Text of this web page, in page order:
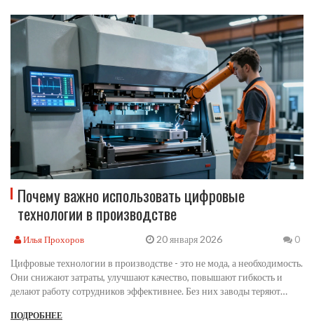
Почему важно использовать цифровые
технологии в производстве
Илья Прохоров 20 января 2026 0
Цифровые технологии в производстве - это не мода, а необходимость.
Они снижают затраты, улучшают качество, повышают гибкость и
делают работу сотрудников эффективнее. Без них заводы теряют
ПОДРОБНЕЕ